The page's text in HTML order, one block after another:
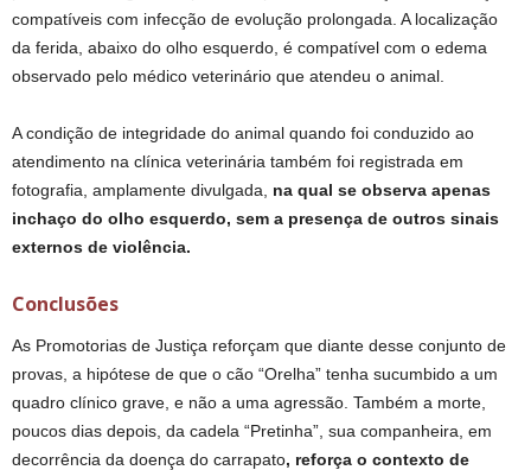
compatíveis com infecção de evolução prolongada. A localização
da ferida, abaixo do olho esquerdo, é compatível com o edema
observado pelo médico veterinário que atendeu o animal.
A condição de integridade do animal quando foi conduzido ao
atendimento na clínica veterinária também foi registrada em
fotografia, amplamente divulgada, na qual se observa apenas
inchaço do olho esquerdo, sem a presença de outros sinais
externos de violência.
Conclusões
As Promotorias de Justiça reforçam que diante desse conjunto de
provas, a hipótese de que o cão “Orelha” tenha sucumbido a um
quadro clínico grave, e não a uma agressão. Também a morte,
poucos dias depois, da cadela “Pretinha”, sua companheira, em
decorrência da doença do carrapato, reforça o contexto de